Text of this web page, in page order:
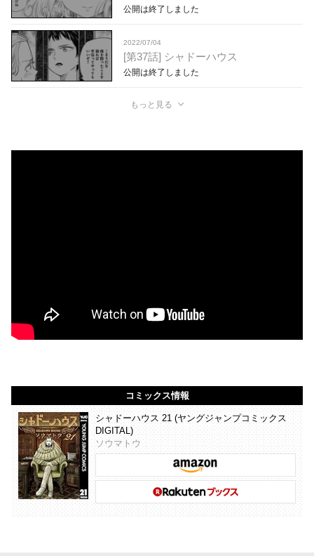
公開は終了しました
2022/07/04
[第37話] シャドーハウス
公開は終了しました
もっと見る
コミックス情報
シャドーハウス 21 (ヤングジャンプコミックス
DIGITAL)
ソウマトウ